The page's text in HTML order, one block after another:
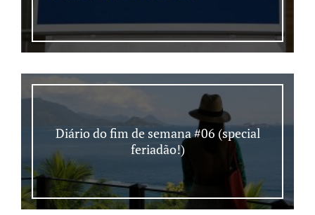
Diário do fim de semana #06 (special
feriadão!)